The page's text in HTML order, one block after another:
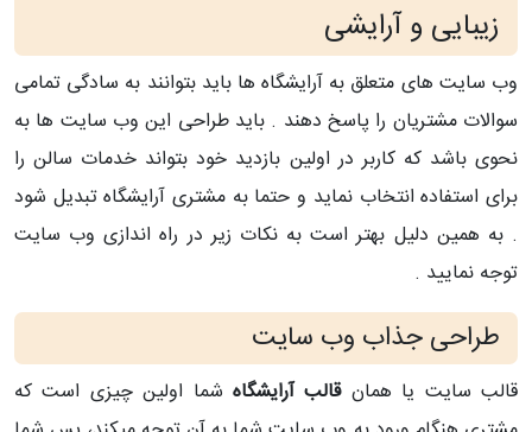
زیبایی و آرایشی
وب سایت های متعلق به آرایشگاه ها باید بتوانند به سادگی تمامی
سوالات مشتریان را پاسخ دهند . باید طراحی این وب سایت ها به
نحوی باشد که کاربر در اولین بازدید خود بتواند خدمات سالن را
برای استفاده انتخاب نماید و حتما به مشتری آرایشگاه تبدیل شود
. به همین دلیل بهتر است به نکات زیر در راه اندازی وب سایت
توجه نمایید .
طراحی جذاب وب سایت
قالب سایت یا همانقالب آرایشگاه شما اولین چیزی است که